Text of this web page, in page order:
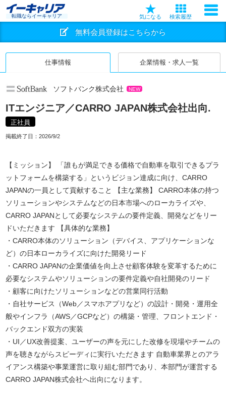
転職ならイーキャリア 気になる 検索履歴
無料会員登録はこちらから
仕事情報 企業情報・求人一覧
ソフトバンク株式会社 NEW
ITエンジニア／CARRO JAPAN株式会社出向.
正社員
掲載終了日： 2026/9/2
【ミッション】 「誰もが満足できる価格で自動車を取引できるプラ
ットフォームを構築する」というビジョン達成に向け、CARRO
JAPANの一員として貢献すること 【主な業務】 CARRO本体の持つ
ソリューションやシステムなどの日本市場へのローカライズや、
CARRO JAPANとして必要なシステムの要件定義、開発などをリー
ドいただきます 【具体的な業務】
・CARRO本体のソリューション（デバイス、アプリケーションな
ど）の日本ローカライズに向けた開発リード
・CARRO JAPANの企業価値を向上させ顧客体験を変革するために
必要なシステムやソリューションの要件定義や自社開発のリード
・顧客に向けたソリューションなどの営業同行活動
・自社サービス（Web／スマホアプリなど）の設計・開発・運用全
般やインフラ（AWS／GCPなど）の構築・管理、フロントエンド・
バックエンド双方の実装
・UI／UX改善提案、ユーザーの声を元にした改修を現場やチームの
声を聴きながらスピーディに実行いただきます 自動車業界とのアラ
イアンス構築や事業運営に取り組む部門であり、本部門が運営する
CARRO JAPAN株式会社へ出向になります。